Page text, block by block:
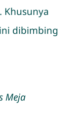
Khusunya
dibimbing
Meja